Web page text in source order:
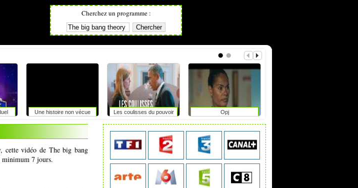
Cherchez un programme :
Une histoire non vécue Les coulisses du pouvoir Opj
cette vidéo de The big bang
minimum 7 jours.